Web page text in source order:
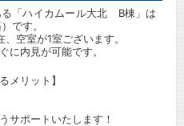
「ハイカムール大北 B棟」は
です。
空室が1室ございます。
に内見が可能です。
メリット】
サポートいたします！